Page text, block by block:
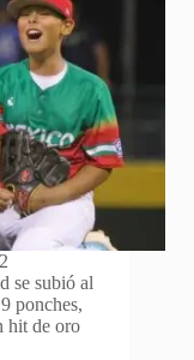
se subió al
ponches,
hit de oro